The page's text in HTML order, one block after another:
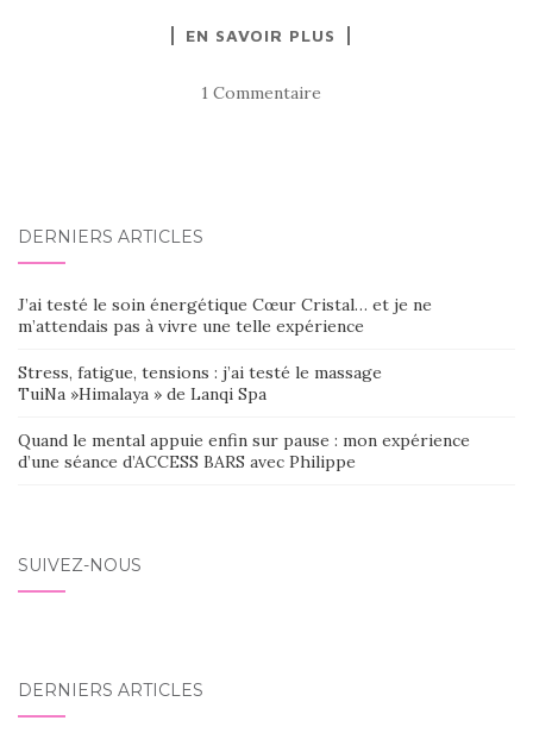
EN SAVOIR PLUS
1 Commentaire
DERNIERS ARTICLES
J’ai testé le soin énergétique Cœur Cristal… et je ne
m’attendais pas à vivre une telle expérience
Stress, fatigue, tensions : j’ai testé le massage
TuiNa »Himalaya » de Lanqi Spa
Quand le mental appuie enfin sur pause : mon expérience
d’une séance d’ACCESS BARS avec Philippe
SUIVEZ-NOUS
DERNIERS ARTICLES